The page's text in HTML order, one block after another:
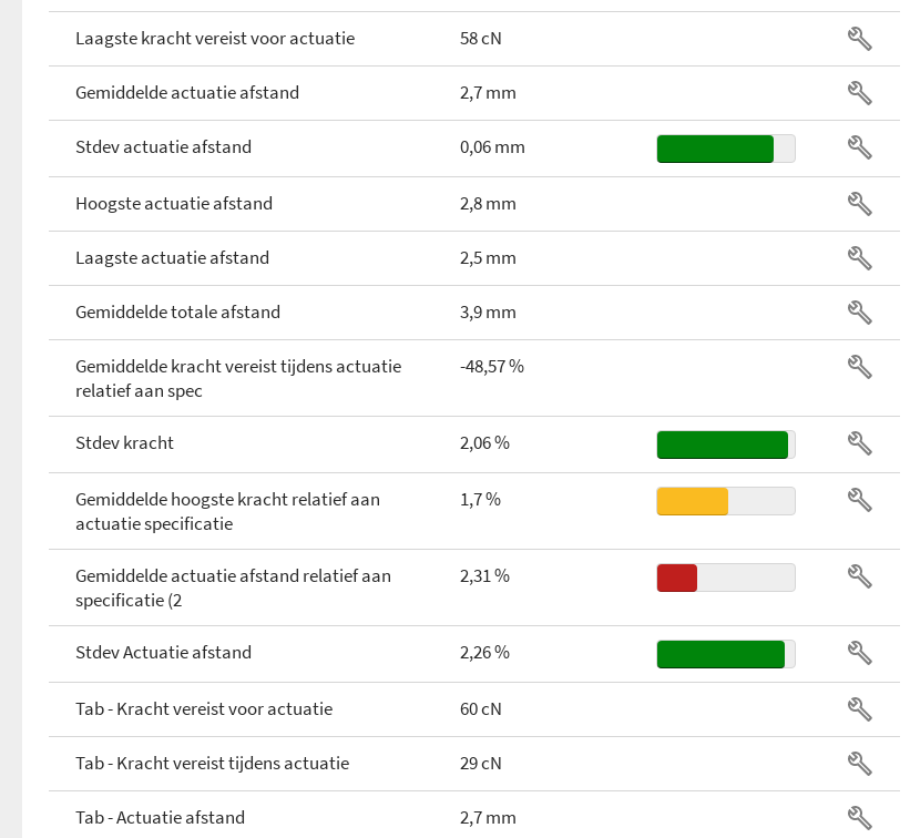
Laagste kracht vereist voor actuatie 58 cN
Gemiddelde actuatie afstand 2,7 mm
Stdev actuatie afstand 0,06 mm
Hoogste actuatie afstand 2,8 mm
Laagste actuatie afstand 2,5 mm
Gemiddelde totale afstand 3,9 mm
Gemiddelde kracht vereist tijdens actuatie
relatief aan spec
-48,57 %
Stdev kracht 2,06 %
Gemiddelde hoogste kracht relatief aan
actuatie specificatie
1,7 %
Gemiddelde actuatie afstand relatief aan
specificatie (2
2,31 %
Stdev Actuatie afstand 2,26 %
Tab - Kracht vereist voor actuatie 60 cN
Tab - Kracht vereist tijdens actuatie 29 cN
Tab - Actuatie afstand 2,7 mm